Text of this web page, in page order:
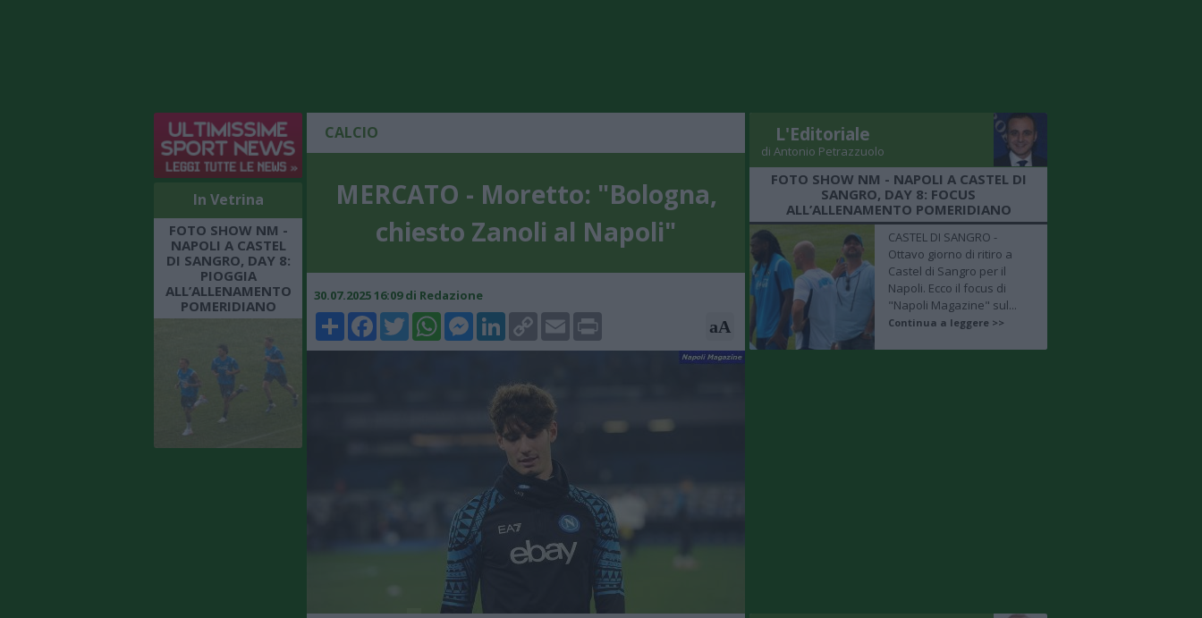
In Vetrina
FOTO SHOW NM -
NAPOLI A CASTEL
DI SANGRO, DAY 8:
PIOGGIA
ALL’ALLENAMENTO
POMERIDIANO
CALCIO
MERCATO - Moretto: "Bologna,
chiesto Zanoli al Napoli"
30.07.2025 16:09 di Redazione
ShareFacebookTwitterWhatsAppMessenger
LinkedIn
Copy
Link
Email Print aA
L'Editoriale
di Antonio Petrazzuolo
FOTO SHOW NM - NAPOLI A CASTEL DI
SANGRO, DAY 8: FOCUS
ALL’ALLENAMENTO POMERIDIANO
CASTEL DI SANGRO -
Ottavo giorno di ritiro a
Castel di Sangro per il
Napoli. Ecco il focus di
"Napoli Magazine" sul...
Continua a leggere >>